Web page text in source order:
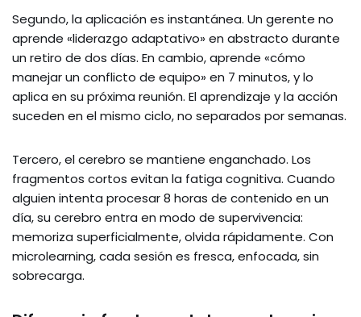
Segundo, la aplicación es instantánea. Un gerente no
aprende «liderazgo adaptativo» en abstracto durante
un retiro de dos días. En cambio, aprende «cómo
manejar un conflicto de equipo» en 7 minutos, y lo
aplica en su próxima reunión. El aprendizaje y la acción
suceden en el mismo ciclo, no separados por semanas.
Tercero, el cerebro se mantiene enganchado. Los
fragmentos cortos evitan la fatiga cognitiva. Cuando
alguien intenta procesar 8 horas de contenido en un
día, su cerebro entra en modo de supervivencia:
memoriza superficialmente, olvida rápidamente. Con
microlearning, cada sesión es fresca, enfocada, sin
sobrecarga.